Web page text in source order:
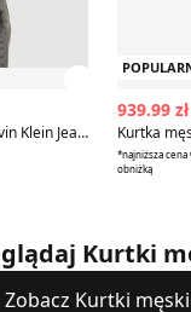
Kurtka męska Calvin Klein Jeans
939.99 zł
*najniższa
obniżką
Kurtki
Zobacz Kurtki